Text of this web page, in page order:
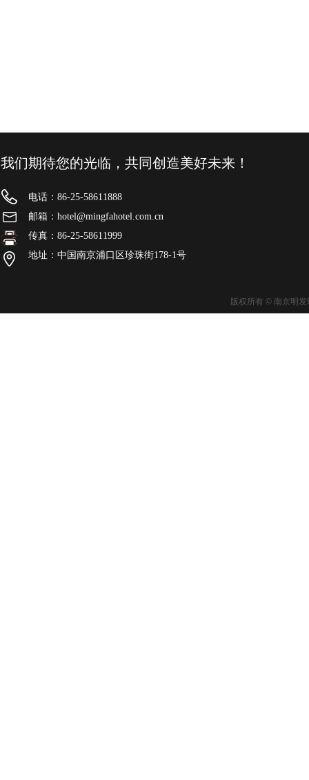
我们期待您的光临，共同创造美好未来！
版权所有 © 南京明
电话：86-25-58611888
邮箱：hotel@mingfahotel.com.cn
传真：86-25-58611999
地址：中国南京浦口区珍珠街178-1号